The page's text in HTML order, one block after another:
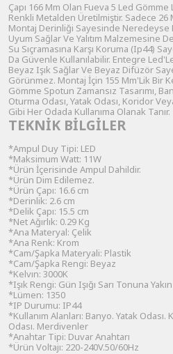
Çapı 166 Mm Olan Fueva 5 Led Gömme
Renkli Metalden Üretilmiştir. Sadece 26
Montaj Derinliği Sayesinde Neredeyse
Uyum Sağlar Ve Yalıtım Malzemesine
Su Sıçramasına Karşı Koruma (Ip44)
Da Güvenle Kullanılabilir. Entegre
Beyaz Işık Sağlar Ve Beyaz Difüzör
Görünmez. Montaj İçin 155 Mm'Lik Bir
Gömme Spotun Zamansız Tasarımı,
Oturma Odası, Yatak Odası, Koridor
Gibi Her Odada Kullanıma Olanak Tanır.
TEKNİK BİLGİLER
*Ampul Duy Tipi: LED
*Maksimum Watt: 11W
*Ürün İçerisinde Ampul Dahildir.
*Ürün Dim Edilemez.
*Ürün Çapı: 16.6 cm
*Derinlik: 2.6 cm
*Delik Çapı: 15.5 cm
*Net Ağırlık: 0.29 Kg
*Ana Materyal: Çelik
*Ana Renk: Krom
*Cam/Şapka Materyali: Plastik
*Cam/Şapka Rengi: Beyaz
*Kelvın: 3000K
*Işık Rengi: Gün Işığı Sarı Tonuna Yakın
*Lümen: 1350
*IP Durumu: IP44
*Kullanım Alanları: Banyo. Yatak Odası.
Odası. Merdivenler
*Anahtar Tipi: Duvar Anahtarı
*Ürün Voltajı: 220-240V.50/60Hz